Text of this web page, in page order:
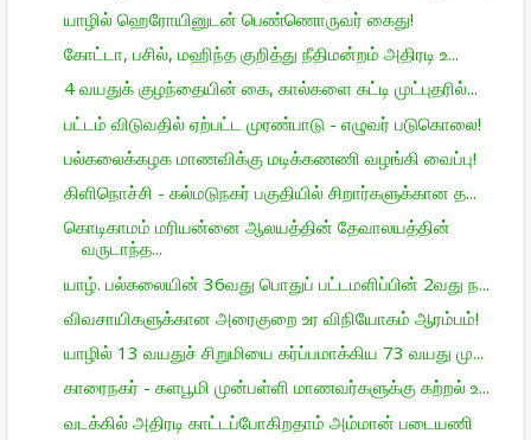
யாழில் ஹெரோயினுடன் பெண்ணொருவர் கைது!
கோட்டா, பசில், மஹிந்த குறித்து நீதிமன்றம் அதிரடி உ...
4 வயதுக் குழந்தையின் கை, கால்களை கட்டி முட்புதரில்...
பட்டம் விடுவதில் ஏற்பட்ட முரண்பாடு - எழுவர் படுகொலை!
பல்கலைக்கழக மாணவிக்கு மடிக்கணணி வழங்கி வைப்பு!
கிளிநொச்சி - கல்மடுநகர் பகுதியில் சிறார்களுக்கான த...
கொடிகாமம் மரியன்னை ஆலயத்தின் தேவாலயத்தின்
வருடாந்த...
யாழ். பல்கலையின் 36வது பொதுப் பட்டமளிப்பின் 2வது ந...
விவசாயிகளுக்கான அரைகுறை உர விநியோகம் ஆரம்பம்!
யாழில் 13 வயதுச் சிறுமியை கர்ப்பமாக்கிய 73 வயது மு...
காரைநகர் - களபூமி முன்பள்ளி மாணவர்களுக்கு கற்றல் உ...
வடக்கில் அதிரடி காட்டப்போகிறதாம் அம்மான் படையணி